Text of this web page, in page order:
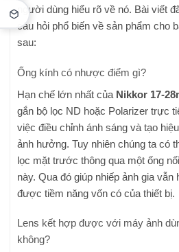
người dùng hiểu rõ về nó. Bài viết
câu hỏi phổ biến về sản phẩm cho
sau:
Ống kính có nhược điểm gì?
Hạn chế lớn nhất của Nikkor 17-
gắn bộ lọc ND hoặc Polarizer trực
việc điều chỉnh ánh sáng và tạo
ảnh hưởng. Tuy nhiên chúng ta có
lọc mặt trước thông qua một ống
này. Qua đó giúp nhiếp ảnh gia vẫn
được tiềm năng vốn có của thiết bị.
Lens kết hợp được với máy ảnh
không?